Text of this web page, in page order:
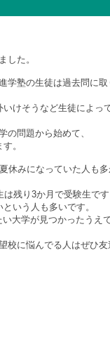
した。
学塾の生徒は過去問に取
けそうなど生徒によっ
の問題から始めて、
。
休みになっていた人も
は残り3か月で受験生で
いう人も多いです。
大学が見つかったうえ
校に悩んでる人はぜひ友